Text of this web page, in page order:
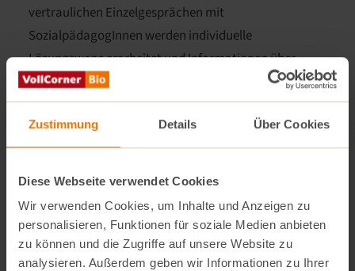
Zustimmung Details Über Cookies
Diese Webseite verwendet Cookies
Wir verwenden Cookies, um Inhalte und Anzeigen zu
personalisieren, Funktionen für soziale Medien anbieten
zu können und die Zugriffe auf unsere Website zu
analysieren. Außerdem geben wir Informationen zu Ihrer
vertraulichen Einzelgesprächen mit
SozialpädagogInnen werden individuelle
Lösungswege erarbeitet und Informationen über
Soziale Dienste und Fachberatungsstellen gegeben.
Darüber hinaus wirkt die „Gautinger Insel“ auch am
bedarfsgerechten Ausbau des Gemeinwesensmit
und initiiert oder unterstütztsoziale Projekte in
Gauting
Seit zwei Jahren wird das Projekt„Wohnen für Hilfe
in Gauting“nach dem Vorbild vieler anderer Städte in
Deutschland, auch in der „Gautinger Insel“